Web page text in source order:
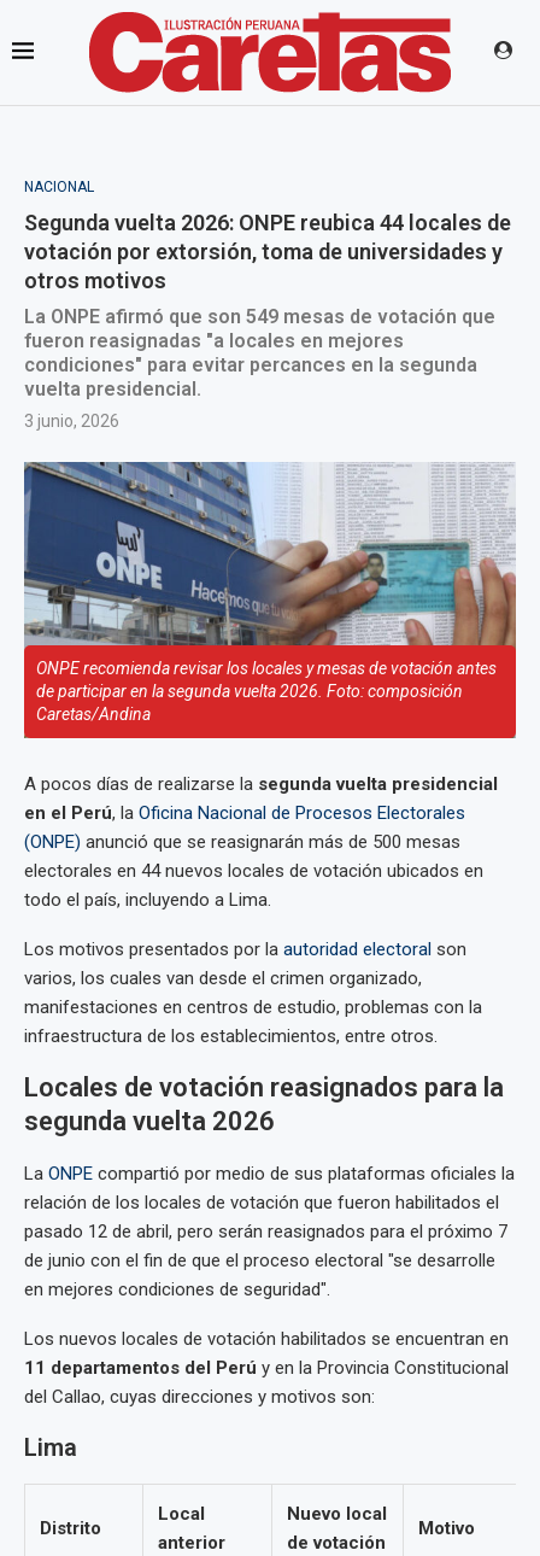
NACIONAL
Segunda vuelta 2026: ONPE reubica 44 locales de
votación por extorsión, toma de universidades y
otros motivos
La ONPE afirmó que son 549 mesas de votación que
fueron reasignadas "a locales en mejores
condiciones" para evitar percances en la segunda
vuelta presidencial.
3 junio, 2026
ONPE recomienda revisar los locales y mesas de votación antes
de participar en la segunda vuelta 2026. Foto: composición
Caretas/Andina
A pocos días de realizarse la segunda vuelta presidencial
en el Perú, la Oficina Nacional de Procesos Electorales
(ONPE) anunció que se reasignarán más de 500 mesas
electorales en 44 nuevos locales de votación ubicados en
todo el país, incluyendo a Lima.
Los motivos presentados por la autoridad electoral son
varios, los cuales van desde el crimen organizado,
manifestaciones en centros de estudio, problemas con la
infraestructura de los establecimientos, entre otros.
Locales de votación reasignados para la
segunda vuelta 2026
La ONPE compartió por medio de sus plataformas oficiales la
relación de los locales de votación que fueron habilitados el
pasado 12 de abril, pero serán reasignados para el próximo 7
de junio con el fin de que el proceso electoral "se desarrolle
en mejores condiciones de seguridad".
Los nuevos locales de votación habilitados se encuentran en
11 departamentos del Perú y en la Provincia Constitucional
del Callao, cuyas direcciones y motivos son:
Lima
Distrito
Local
anterior
Nuevo local
de votación
Motivo